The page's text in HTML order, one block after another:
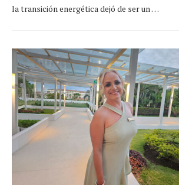
la transición energética dejó de ser un …